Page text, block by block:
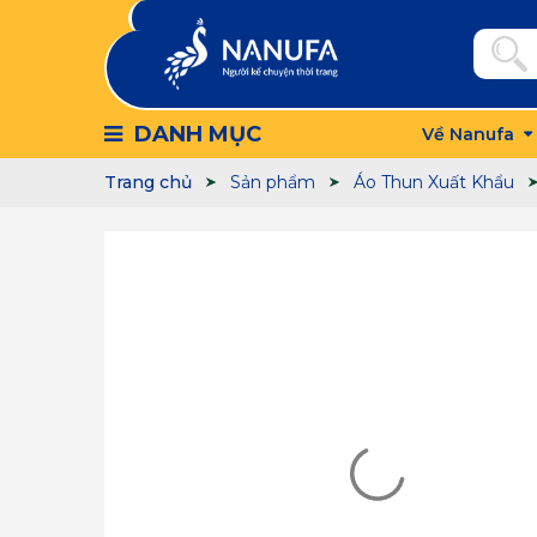
DANH MỤC Về Nanufa
Trang chủ Sản phẩm Áo Thun Xuất Khẩu